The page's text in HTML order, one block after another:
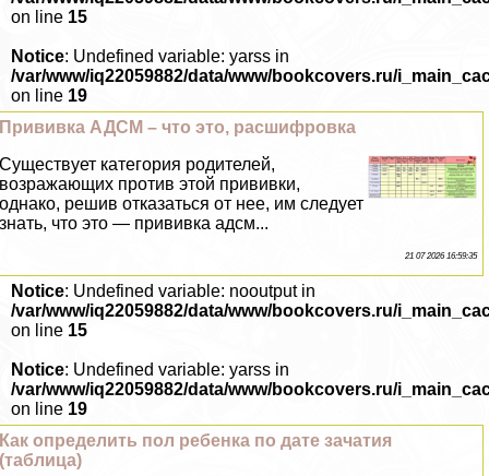
on line 15
Notice: Undefined variable: yarss in
/var/www/iq22059882/data/www/bookcovers.ru/
on line 19
Прививка АДСМ – что это, расшифровка
Существует категория родителей,
возражающих против этой прививки,
однако, решив отказаться от нее, им следует
знать, что это — прививка адсм...
21 07 2026 16:59:35
Notice: Undefined variable: nooutput in
/var/www/iq22059882/data/www/bookcovers.ru/
on line 15
Notice: Undefined variable: yarss in
/var/www/iq22059882/data/www/bookcovers.ru/
on line 19
Как определить пол ребенка по дате зачатия
(таблица)